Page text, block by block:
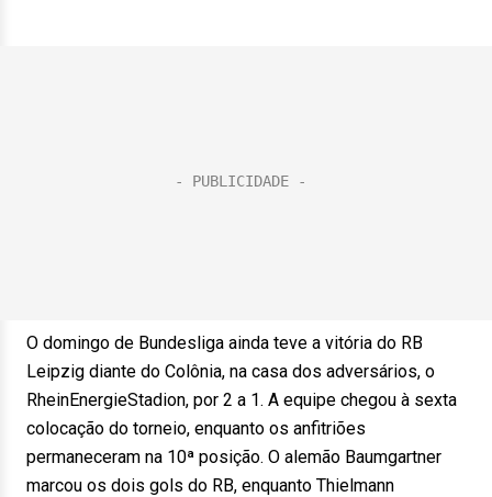
O domingo de Bundesliga ainda teve a vitória do RB
Leipzig diante do Colônia, na casa dos adversários, o
RheinEnergieStadion, por 2 a 1. A equipe chegou à sexta
colocação do torneio, enquanto os anfitriões
permaneceram na 10ª posição. O alemão Baumgartner
marcou os dois gols do RB, enquanto Thielmann